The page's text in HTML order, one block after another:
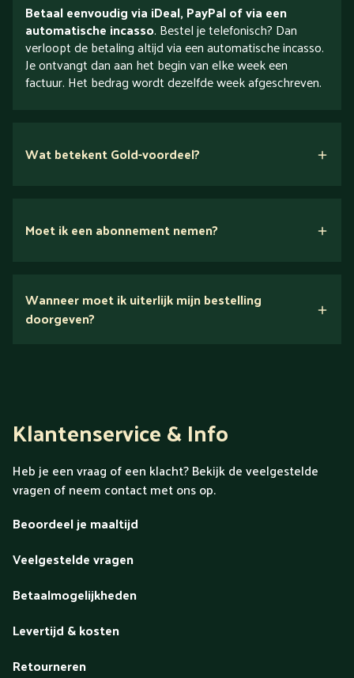
Betaal eenvoudig via iDeal, PayPal of via een
automatische incasso. Bestel je telefonisch? Dan
verloopt de betaling altijd via een automatische incasso.
Je ontvangt dan aan het begin van elke week een
factuur. Het bedrag wordt dezelfde week afgeschreven.
Wat betekent Gold-voordeel?
Ontdek alles over Gold
Moet ik een abonnement nemen?
Wanneer moet ik uiterlijk mijn bestelling
doorgeven?
Klantenservice & Info
Heb je een vraag of een klacht? Bekijk de veelgestelde
vragen of neem contact met ons op.
Beoordeel je maaltijd
Veelgestelde vragen
Betaalmogelijkheden
Levertijd & kosten
Retourneren